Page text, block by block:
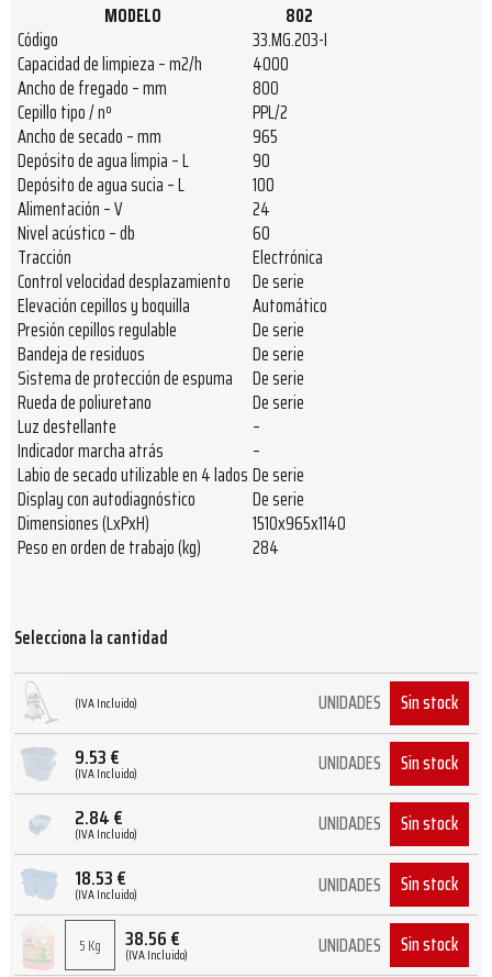
MODELO
802
Código
33.MG.203-I
Capacidad de limpieza – m2/h
4000
Ancho de fregado – mm
800
Cepillo tipo / nº
PPL/2
Ancho de secado – mm
965
Depósito de agua limpia – L
90
Depósito de agua sucia – L
100
Alimentación – V
24
Nivel acústico – db
60
Tracción
Electrónica
Control velocidad desplazamiento
De serie
Elevación cepillos y boquilla
Automático
Presión cepillos regulable
De serie
Bandeja de residuos
De serie
Sistema de protección de espuma
De serie
Rueda de poliuretano
De serie
Luz destellante
–
Indicador marcha atrás
–
Labio de secado utilizable en 4 lados De serie
Display con autodiagnóstico
De serie
Dimensiones (LxPxH)
1510x965x1140
Peso en orden de trabajo (kg)
284
Selecciona la cantidad
(IVA Incluido) UNIDADES Sin stock
9.53€
(IVA Incluido) UNIDADES Sin stock
2.84€
(IVA Incluido) UNIDADES Sin stock
18.53€
(IVA Incluido) UNIDADES Sin stock
5 Kg 38.56€
(IVA Incluido) UNIDADES Sin stock